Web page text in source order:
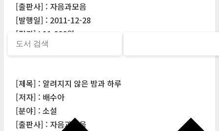
[출판사] : 자음과모음
[발행일] : 2011-12-28
[정가] : 11,000원
[제목] : 알려지지 않은 밤과 하루
[저자] : 배수아
[분야] : 소설
[출판사] : 자음과모음